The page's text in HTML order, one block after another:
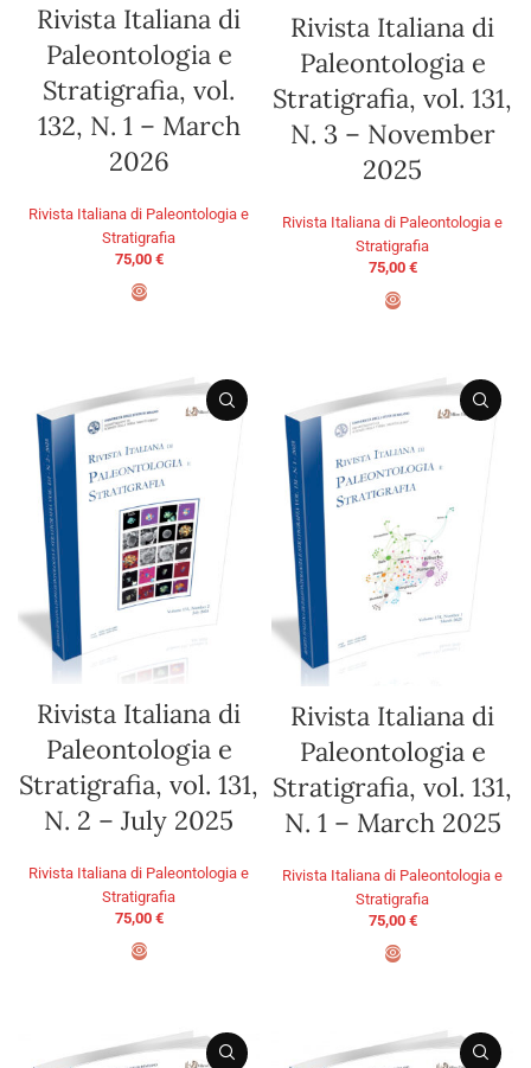
Rivista Italiana di
Paleontologia e
Stratigrafia, vol.
132, N. 1 – March
2026
Rivista Italiana di Paleontologia e
Stratigrafia
75,00 €
Rivista Italiana di
Paleontologia e
Stratigrafia, vol. 131,
N. 3 – November
2025
Rivista Italiana di Paleontologia e
Stratigrafia
75,00 €
Rivista Italiana di
Paleontologia e
Stratigrafia, vol. 131,
N. 2 – July 2025
Rivista Italiana di Paleontologia e
Stratigrafia
75,00 €
Rivista Italiana di
Paleontologia e
Stratigrafia, vol. 131,
N. 1 – March 2025
Rivista Italiana di Paleontologia e
Stratigrafia
75,00 €